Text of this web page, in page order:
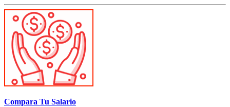
Compara Tu Salario